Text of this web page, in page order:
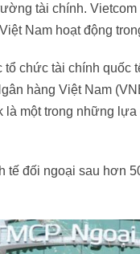
tài chính.
Nam hoạt động
chức tài chính quốc
hàng Việt Nam
một trong những
đối ngoại sau hơn